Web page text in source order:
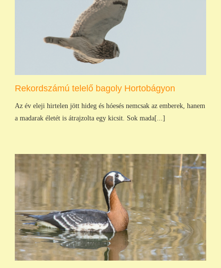
Rekordszámú telelő bagoly Hortobágyon
Az év eleji hirtelen jött hideg és hóesés nemcsak az emberek, hanem
a madarak életét is átrajzolta egy kicsit. Sok mada[...]